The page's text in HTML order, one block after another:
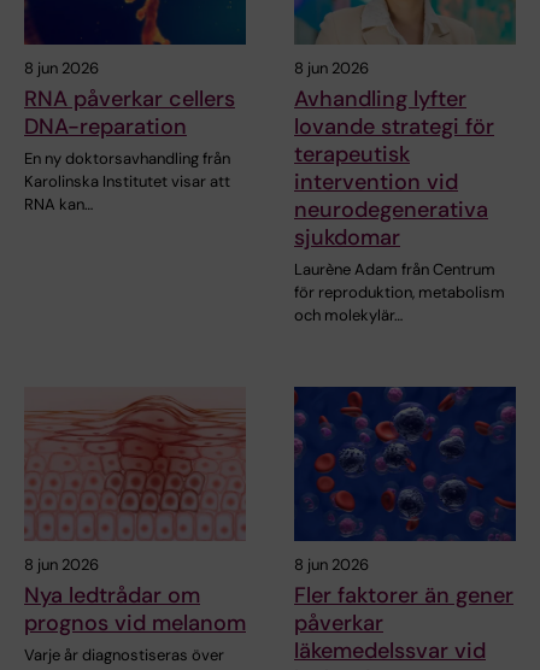
8 jun 2026
RNA påverkar cellers
DNA-reparation
En ny doktorsavhandling från
Karolinska Institutet visar att
RNA kan…
8 jun 2026
Avhandling lyfter
lovande strategi för
terapeutisk
intervention vid
neurodegenerativa
sjukdomar
Laurène Adam från Centrum
för reproduktion, metabolism
och molekylär…
8 jun 2026
Nya ledtrådar om
prognos vid melanom
Varje år diagnostiseras över
8 jun 2026
Fler faktorer än gener
påverkar
läkemedelssvar vid